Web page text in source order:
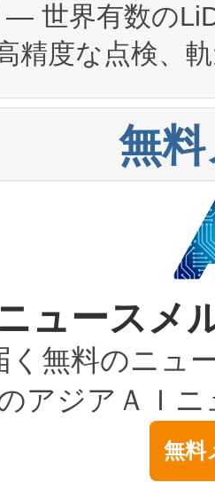
、施設設計・
転および知的
ングカリキュ
化段階におけ
立ち上げ調整
のバイオ
について、自
性もあります
4億ドルかか
（CEO）であ
connected
ば、6,000万
率性は、フェ
のAI搭載プラ
、運用に至る
、確保する事
ータセンター
な負担をかけ
減という課題
にし、ピーク
可能な電力容
献します。こ
約（SLA）違
化によるダウ
タセンターが
provides a
世界有数の
精度な点検、
けるバルク材
Avia 2」を発
1,000メート
切り替えるこ
どの細かな対
ットにより、
かなディテー
囲を検出
ザーを搭載。
実現すること
無
ュース
く無料のニュ
アジアＡＩ
無料